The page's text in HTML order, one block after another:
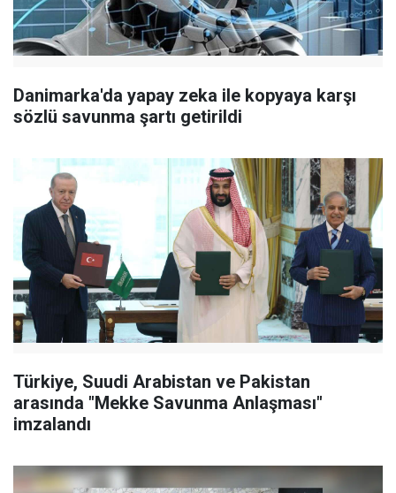
Danimarka'da yapay zeka ile kopyaya karşı
sözlü savunma şartı getirildi
Türkiye, Suudi Arabistan ve Pakistan
arasında "Mekke Savunma Anlaşması"
imzalandı